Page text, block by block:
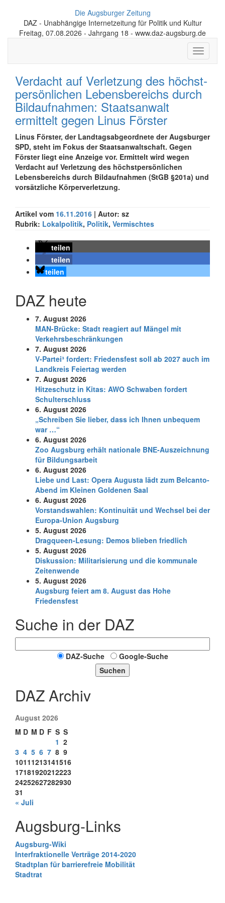
Die Augsburger Zeitung
DAZ - Unabhängige Internetzeitung für Politik und Kultur
Freitag, 07.08.2026 - Jahrgang 18 - www.daz-augsburg.de
Toggle
Verdacht auf Verletzung des höchst­
persönlichen Lebensbereichs durch
Bildaufnahmen: Staatsanwalt
ermittelt gegen Linus Förster
Linus Förster, der Landtagsabgeordnete der Augsburger
SPD, steht im Fokus der Staatsanwaltschaft. Gegen
Förster liegt eine Anzeige vor. Ermittelt wird wegen
Verdacht auf Verletzung des höchstpersönlichen
Lebensbereichs durch Bildaufnahmen (StGB §201a) und
vorsätzliche Körperverletzung.
Artikel vom 16.11.2016 | Autor: sz
Rubrik: Lokalpolitik, Politik, Vermischtes
teilen
teilen
teilen
DAZ heute
7. August 2026
MAN-Brücke: Stadt reagiert auf Mängel mit
Verkehrsbeschränkungen
7. August 2026
V-Partei­³ fordert: Friedens­fest soll ab 2027 auch im
Land­kreis Feier­tag werden
7. August 2026
Hitzeschutz in Kitas: AWO Schwaben fordert
Schulterschluss
6. August 2026
„Schreiben Sie lieber, dass ich Ihnen unbequem
war …“
6. August 2026
Zoo Augsburg erhält nationale BNE-Auszeichnung
für Bildungsarbeit
6. August 2026
Liebe und Last: Opera Augusta lädt zum Belcanto-
Abend im Kleinen Goldenen Saal
6. August 2026
Vorstandswahlen: Kontinuität und Wechsel bei der
Europa-Union Augsburg
5. August 2026
Dragqueen-Lesung: Demos blieben friedlich
5. August 2026
Diskussion: Mi­li­ta­ri­sie­rung und die kommunale
Zeitenwende
5. August 2026
Augsburg feiert am 8. August das Hohe
Friedensfest
Suche in der DAZ
DAZ-Suche
Google-Suche
Suchen
DAZ Archiv
August 2026
M D M D F S S
1 2
3 4 5 6 7 8 9
10111213141516
17181920212223
24252627282930
31
« Juli
Augsburg-Links
Augsburg-Wiki
Interfraktionelle Verträge 2014-2020
Stadtplan für barrierefreie Mobilität
Stadtrat